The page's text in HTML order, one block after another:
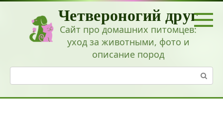
Перейти
Четвероногий друг
Сайт про домашних питомцев:
уход за животными, фото и
описание пород
Поиск: